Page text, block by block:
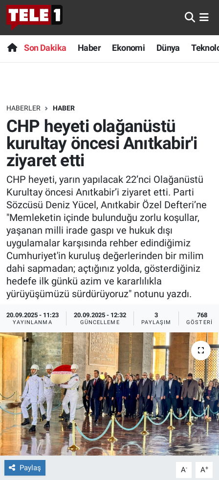
Son Dakika Haber Ekonomi Dünya
HABERLER HABER
CHP heyeti olağanüstü
kurultay öncesi Anıtkabir'i
ziyaret etti
CHP heyeti, yarın yapılacak 22’nci Olağanüstü
Kurultay öncesi Anıtkabir’i ziyaret etti. Parti
Sözcüsü Deniz Yücel, Anıtkabir Özel Defteri’ne
"Memleketin içinde bulunduğu zorlu koşullar,
yaşanan milli irade gaspı ve hukuk dışı
uygulamalar karşısında rehber edindiğimiz
Cumhuriyet'in kuruluş değerlerinden bir milim
dahi sapmadan; açtığınız yolda, gösterdiğiniz
hedefe ilk günkü azim ve kararlılıkla
yürüyüşümüzü sürdürüyoruz" notunu yazdı.
20.09.2025 - 11:23
YAYINLANMA
20.09.2025 - 12:32
GÜNCELLEME
3
PAYLAŞIM
768
GÖSTERIM
Paylaş A- A+
Anında Manşet
Başka Sohbetler
Bilim turu
Bilim ve Teknoloji Evreni
Doğa Konuşuyor
Dünya
Ege Saati
Ege'den Esintiler
Eğitim
Eğlence
Ekonomi
Forum
Gerçeğin İzinde
Gün Başlıyor
Gün Bitiyor
Gün Ortası
Gündem Özel
Son Dakika
Haber
Dünya
Teknoloji
Sağlık
Spor
Yayın Akışı
İletişim
Nöbetçi Eczaneler
Hava Durumu
Trafik Durumu
Süper Lig Puan Durumu ve Fikstür
Tüm Manşetler
Son Dakika Haberleri
Haber Arşivi